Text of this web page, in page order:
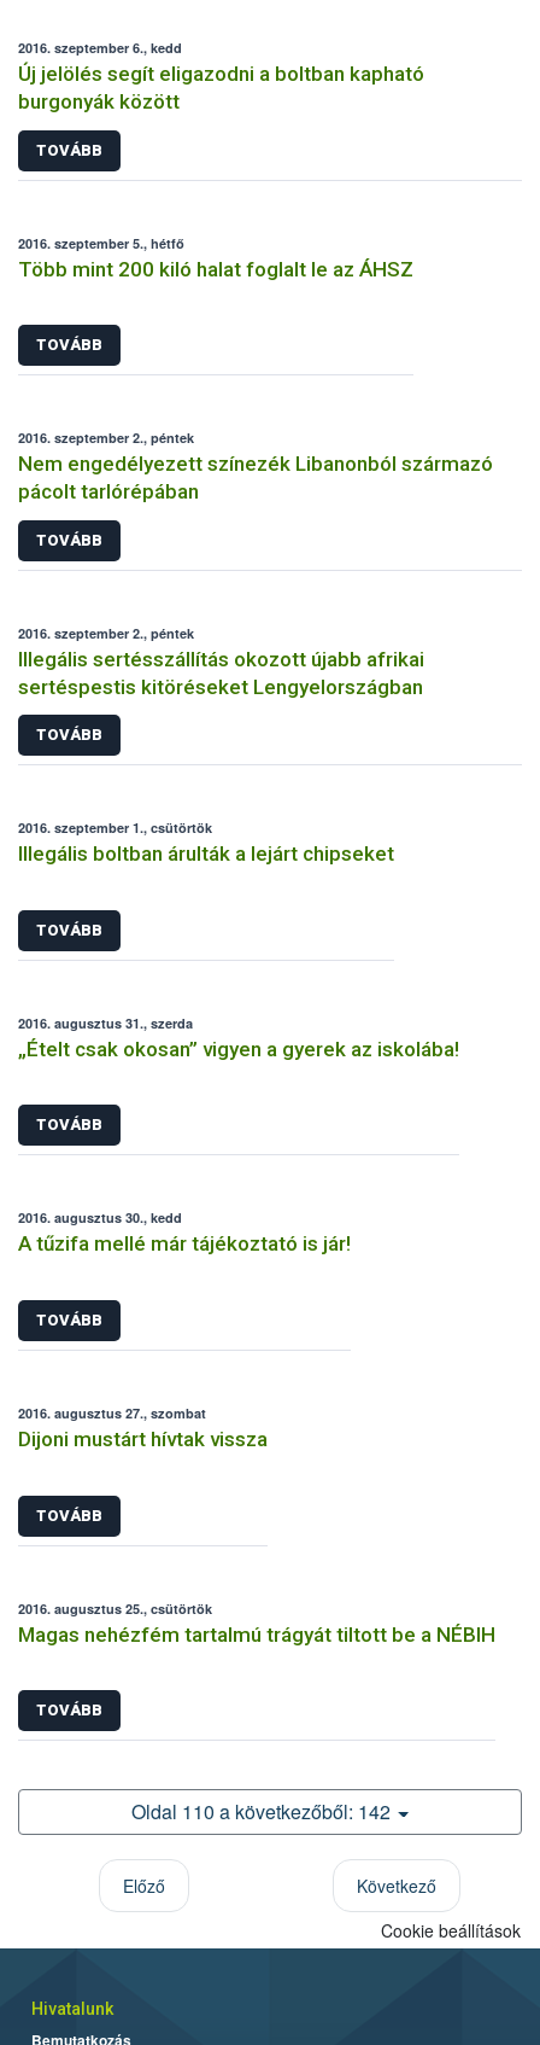
2016. szeptember 6., kedd
Új jelölés segít eligazodni a boltban kapható
burgonyák között
TOVÁBB
2016. szeptember 5., hétfő
Több mint 200 kiló halat foglalt le az ÁHSZ
TOVÁBB
2016. szeptember 2., péntek
Nem engedélyezett színezék Libanonból származó
pácolt tarlórépában
TOVÁBB
2016. szeptember 2., péntek
Illegális sertésszállítás okozott újabb afrikai
sertéspestis kitöréseket Lengyelországban
TOVÁBB
2016. szeptember 1., csütörtök
Illegális boltban árulták a lejárt chipseket
TOVÁBB
2016. augusztus 31., szerda
„Ételt csak okosan” vigyen a gyerek az iskolába!
TOVÁBB
2016. augusztus 30., kedd
A tűzifa mellé már tájékoztató is jár!
TOVÁBB
2016. augusztus 27., szombat
Dijoni mustárt hívtak vissza
TOVÁBB
2016. augusztus 25., csütörtök
Magas nehézfém tartalmú trágyát tiltott be a NÉBIH
TOVÁBB
Oldal 110 a következőből: 142
Előző
Következő
Cookie beállítások
Hivatalunk
Bemutatkozás